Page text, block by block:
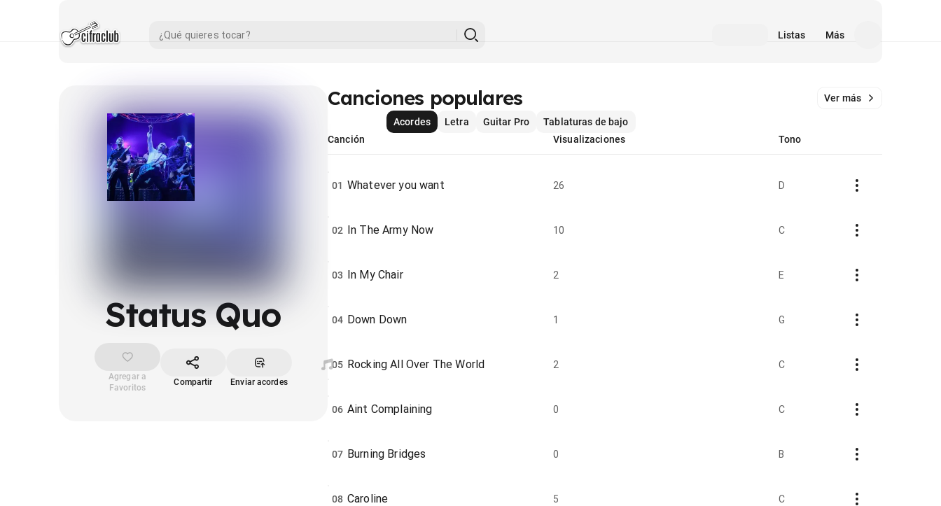
Listas Más
Status Quo
Agregar a
Favoritos
Compartir Enviar acordes
Canciones populares Ver más
Acordes Letra Guitar Pro
Tablaturas de bajo
Canción
Visualizaciones Tono
01 Whatever you want 26 D
02 In The Army Now 10 C
03 In My Chair 2 E
04 Down Down 1 G
05 Rocking All Over The World 2 C
06 Aint Complaining 0 C
07 Burning Bridges 0 B
08 Caroline 5 C